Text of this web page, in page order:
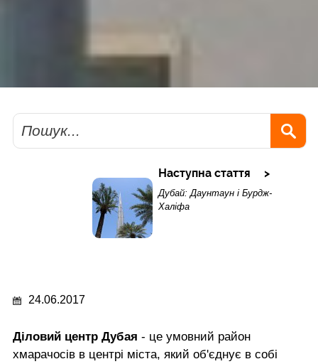
Пошук
Наступна стаття
Дубай: Даунтаун і Бурдж-
Халіфа
24.06.2017
Діловий центр Дубая - це умовний район
хмарачосів в центрі міста, який об'єднує в собі